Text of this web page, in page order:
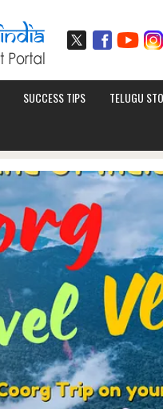
SUCCESS TIPS TELUGU